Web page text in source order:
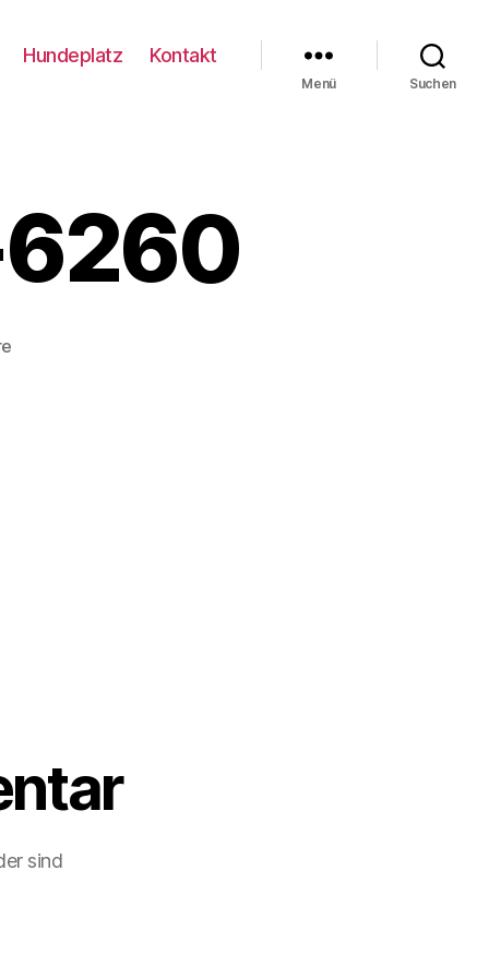
Hundeplatz Kontakt
Menü Suchen
sind